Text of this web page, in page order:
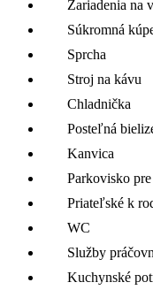
Zariadenia na
Súkromná
Sprcha
Stroj na kávu
Chladnička
Posteľná
Kanvica
Parkovisko
Priateľské k
WC
Služby
Kuchynské